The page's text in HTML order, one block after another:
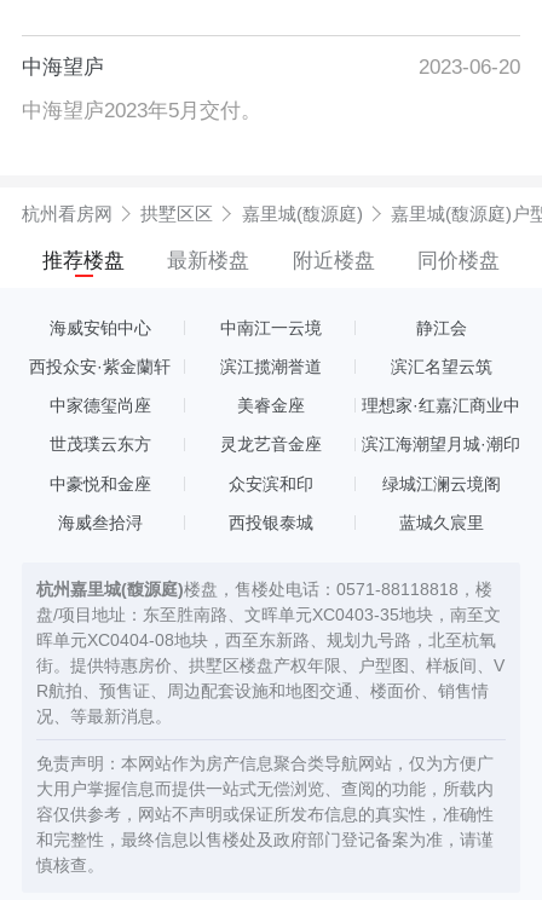
中海望庐
2023-06-20
中海望庐2023年5月交付。
杭州看房网 拱墅区区 嘉里城(馥源庭) 嘉里城(馥源庭)户
推荐楼盘 最新楼盘 附近楼盘 同价楼盘
海威安铂中心 中南江一云境 静江会
西投众安·紫金蘭轩 滨江揽潮誉道 滨汇名望云筑
中家德玺尚座 美睿金座
理想家·红嘉汇商业中
世茂璞云东方 灵龙艺音金座 滨江海潮望月城·潮印
中豪悦和金座 众安滨和印 绿城江澜云境阁
海威叁拾浔 西投银泰城 蓝城久宸里
杭州嘉里城(馥源庭)楼盘，售楼处电话：0571-88118818，楼
盘/项目地址：东至胜南路、文晖单元XC0403-35地块，南至文
晖单元XC0404-08地块，西至东新路、规划九号路，北至杭氧
街。提供特惠房价、拱墅区楼盘产权年限、户型图、样板间、V
R航拍、预售证、周边配套设施和地图交通、楼面价、销售情
况、等最新消息。
免责声明：本网站作为房产信息聚合类导航网站，仅为方便广
大用户掌握信息而提供一站式无偿浏览、查阅的功能，所载内
容仅供参考，网站不声明或保证所发布信息的真实性，准确性
和完整性，最终信息以售楼处及政府部门登记备案为准，请谨
慎核查。